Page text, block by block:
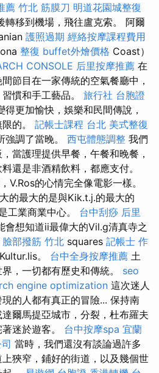
薦 竹北 筋膜刀 明道花園城整復
轉移到機場，飛往盧克索。 阿爾
護照過期 經絡按摩課程費用
整復 buffet外燴價格 Coast）
CONSOLE 后里按摩推薦 在
節目在一家傳統的空氣餐廳中，
慣和手工藝品。 旅行社 台胞證
得更加愉快，娛樂和民間傳說，
的。 記帳士課程 台北 美式整復
強調了當晚。 西屯體態調整 我們
當護理提供早餐，午餐和晚餐，
還是非酒精飲料，都應支付。
V.Ros的心情完全像電影一樣。
的最大的是與Kik.t.j.的最大的
工業商業中心。 台中刮痧 后里
會想知道ii最偉大的Vil.g清真寺之
臉部撥筋 竹北 squares 記帳士 作
。 台中全身按摩推薦 土
，一切都有歷史和傳統。 seo
engine optimization 這次迷人
的人都有真正的冒險... 保持南
爾馬提亞城市，分裂，杜布羅夫
迷於遊客。 台中按摩spa 宜蘭
當時，我們還沒有談論過許多
狹窄，鋪好的街道，以及幾個世